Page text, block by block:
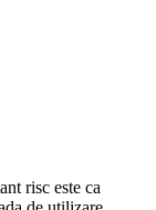
risc este ca